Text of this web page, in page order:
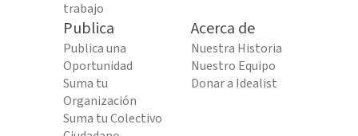
trabajo
Publica
Publica una
Oportunidad
Suma tu
Organización
Suma tu Colectivo
Acerca de
Nuestra Historia
Nuestro Equipo
Donar a Idealist